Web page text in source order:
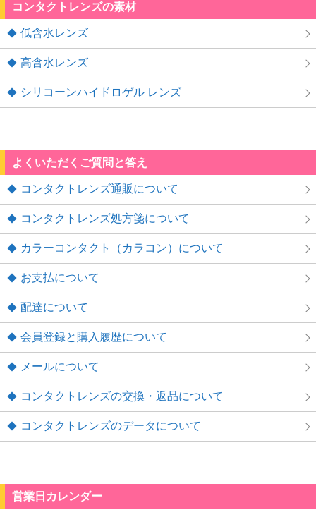
コンタクトレンズの素材
低含水レンズ
高含水レンズ
シリコーンハイドロゲル レンズ
よくいただくご質問と答え
コンタクトレンズ通販について
コンタクトレンズ処方箋について
カラーコンタクト（カラコン）について
お支払について
配達について
会員登録と購入履歴について
メールについて
コンタクトレンズの交換・返品について
コンタクトレンズのデータについて
営業日カレンダー